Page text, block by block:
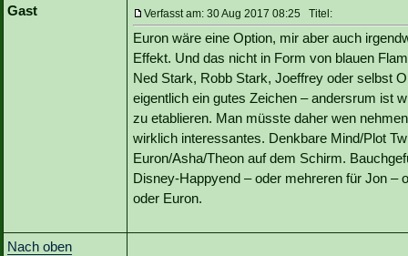
Gast
Verfasst am: 30 Aug 2017 08:25 Titel:
Euron wäre eine Option, mir aber auch
Effekt. Und das nicht in Form von blauen
Ned Stark, Robb Stark, Joeffrey oder selbst
eigentlich ein gutes Zeichen – andersrum ist
zu etablieren. Man müsste daher wen
wirklich interessantes. Denkbare Mind/Plot
Euron/Asha/Theon auf dem Schirm.
Disney-Happyend – oder mehreren für Jon –
oder Euron.
Nach oben